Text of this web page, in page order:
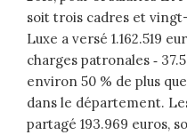
soit trois cadres et
Luxe a versé 1.162.519
charges patronales ‑
environ 50 % de plus
dans le département.
partagé 193.969 euros,